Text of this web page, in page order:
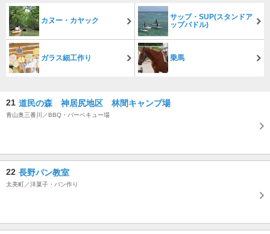
カヌー・カヤック
サップ・SUP(スタンドア
ップパドル)
ガラス細工作り 乗馬
21 道民の森 神居尻地区 林間キャンプ場
青山奥三番川／BBQ・バーベキュー場
22 長野パン教室
太美町／洋菓子・パン作り